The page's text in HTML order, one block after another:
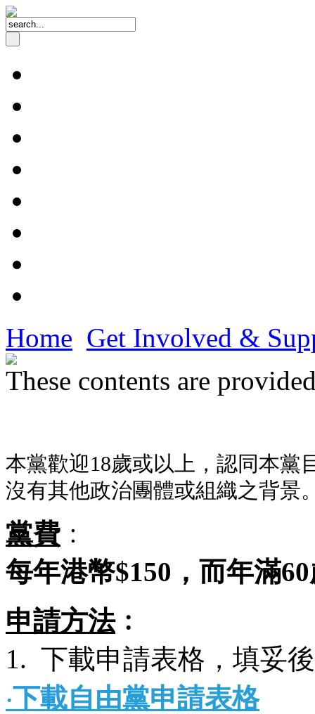
Home Get Involved &
These contents are
本黨歡迎18歲或以上，認同本黨
沒有其他政治團體或組織之背景
黨費 ﹕
每年港幣$150，而年滿
申請方法﹕
1. 下載申請表格，填妥
‧下載自由黨申請表格